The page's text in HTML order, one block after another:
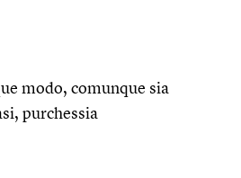
modo, comunque sia
purchessia